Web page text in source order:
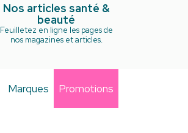
Nos articles santé &
beauté
Feuilletez en ligne les pages de
nos magazines et articles.
Marques Promotions